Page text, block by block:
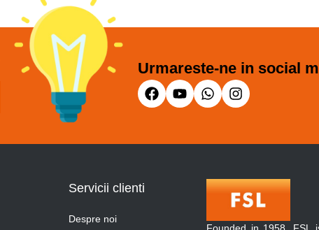
Urmareste-ne in social
Servicii clienti
Despre noi